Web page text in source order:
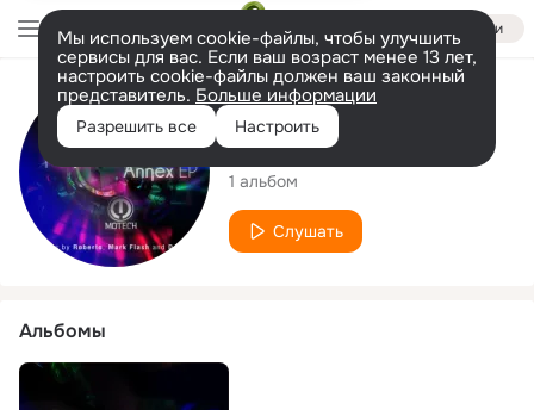
Войти
Мы используем cookie-файлы, чтобы улучшить
сервисы для вас. Если ваш возраст менее 13 лет,
настроить cookie-файлы должен ваш законный
представитель. Больше информации
Разрешить все Настроить
Исполнитель
Nu Pressure
1 альбом
Слушать
Альбомы